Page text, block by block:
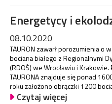
Energetycy i
08.10.2020
TAURON zawarł porozumienia o
bociana białego z Regionalnymi
(RDOŚ) we Wrocławiu i
TAURONA znajduje się ponad
roku założono obrączki 1200
Czytaj więcej